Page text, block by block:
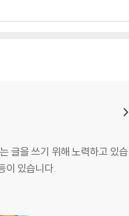
하고 있습니다. 지은 책으로 〈
글을 쓰기 위해 노력하고 있습
이 있습니다.